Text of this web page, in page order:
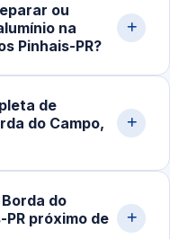
começam em
mais em projetos
ou
na
Pinhais-PR?
perda de vedação
roldanas e fechos.
de
do Campo,
em alumínio sob
final, com materiais
do
PR próximo de